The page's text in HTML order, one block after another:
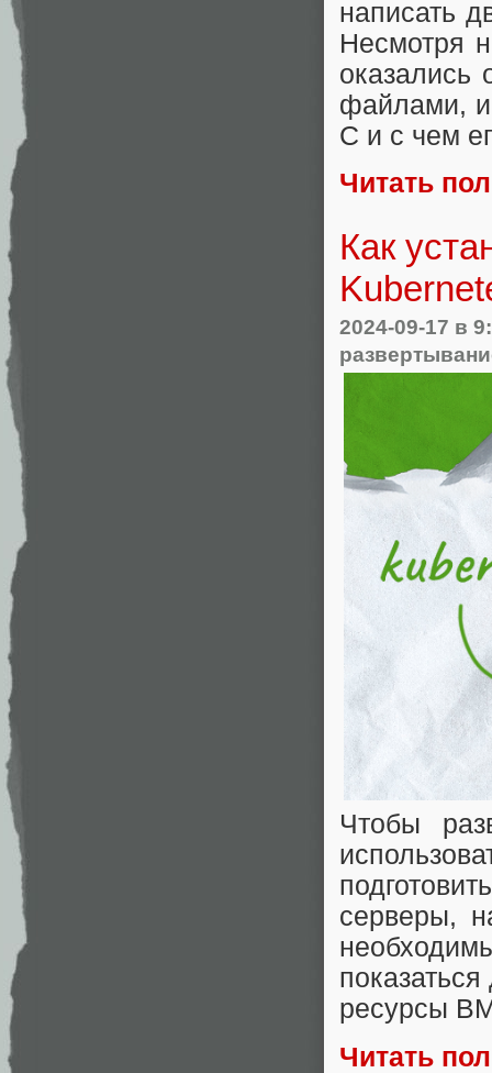
написать
Несмотря
оказались
файлами, и
C и с чем
Читать
Как
2024-09-17 в
Чтобы
серверы,
ресурсы
Читать